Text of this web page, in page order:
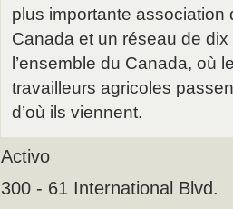
plus importante
Canada et un réseau de dix
l’ensemble du Canada, où
travailleurs agricoles
d’où ils viennent.
Activo
300 - 61 International Blvd.